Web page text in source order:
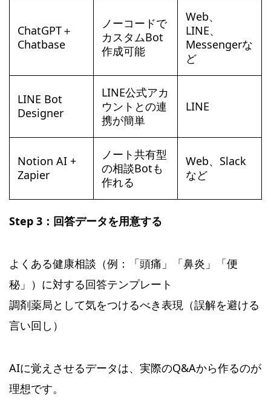
ChatGPT＋
Chatbase
ノーコードで
カスタムBot
作成可能
Web、
LINE、
Messengerな
ど
LINE Bot
Designer
LINE公式アカ
ウントとの連
携が簡単
LINE
Notion AI +
Zapier
ノート共有型
の相談Botも
作れる
Web、Slack
など
Step 3：回答データを用意する
よくある健康相談（例：「頭痛」「鼻炎」「便
秘」）に対する回答テンプレート
調剤薬局として気をつけるべき表現（誤解を避ける
言い回し）
AIに覚えさせるデータは、実際のQ&Aから作るのが
理想です。